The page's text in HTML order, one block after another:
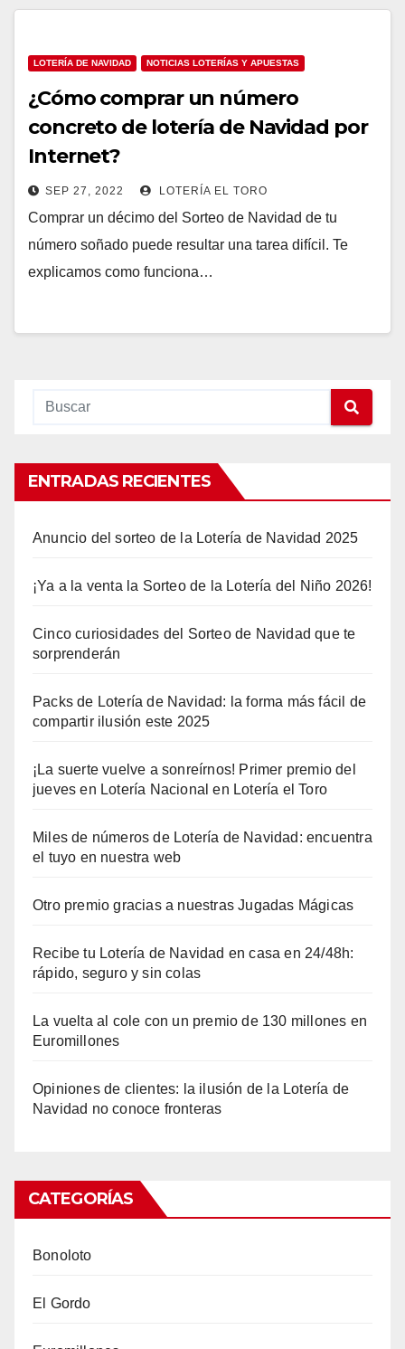
LOTERÍA DE NAVIDAD NOTICIAS LOTERÍAS Y APUESTAS
¿Cómo comprar un número
concreto de lotería de Navidad por
Internet?
SEP 27, 2022 LOTERÍA EL TORO
Comprar un décimo del Sorteo de Navidad de tu
número soñado puede resultar una tarea difícil. Te
explicamos como funciona…
ENTRADAS RECIENTES
Anuncio del sorteo de la Lotería de Navidad 2025
¡Ya a la venta la Sorteo de la Lotería del Niño 2026!
Cinco curiosidades del Sorteo de Navidad que te
sorprenderán
Packs de Lotería de Navidad: la forma más fácil de
compartir ilusión este 2025
¡La suerte vuelve a sonreírnos! Primer premio del
jueves en Lotería Nacional en Lotería el Toro
Miles de números de Lotería de Navidad: encuentra
el tuyo en nuestra web
Otro premio gracias a nuestras Jugadas Mágicas
Recibe tu Lotería de Navidad en casa en 24/48h:
rápido, seguro y sin colas
La vuelta al cole con un premio de 130 millones en
Euromillones
Opiniones de clientes: la ilusión de la Lotería de
Navidad no conoce fronteras
CATEGORÍAS
Bonoloto
El Gordo